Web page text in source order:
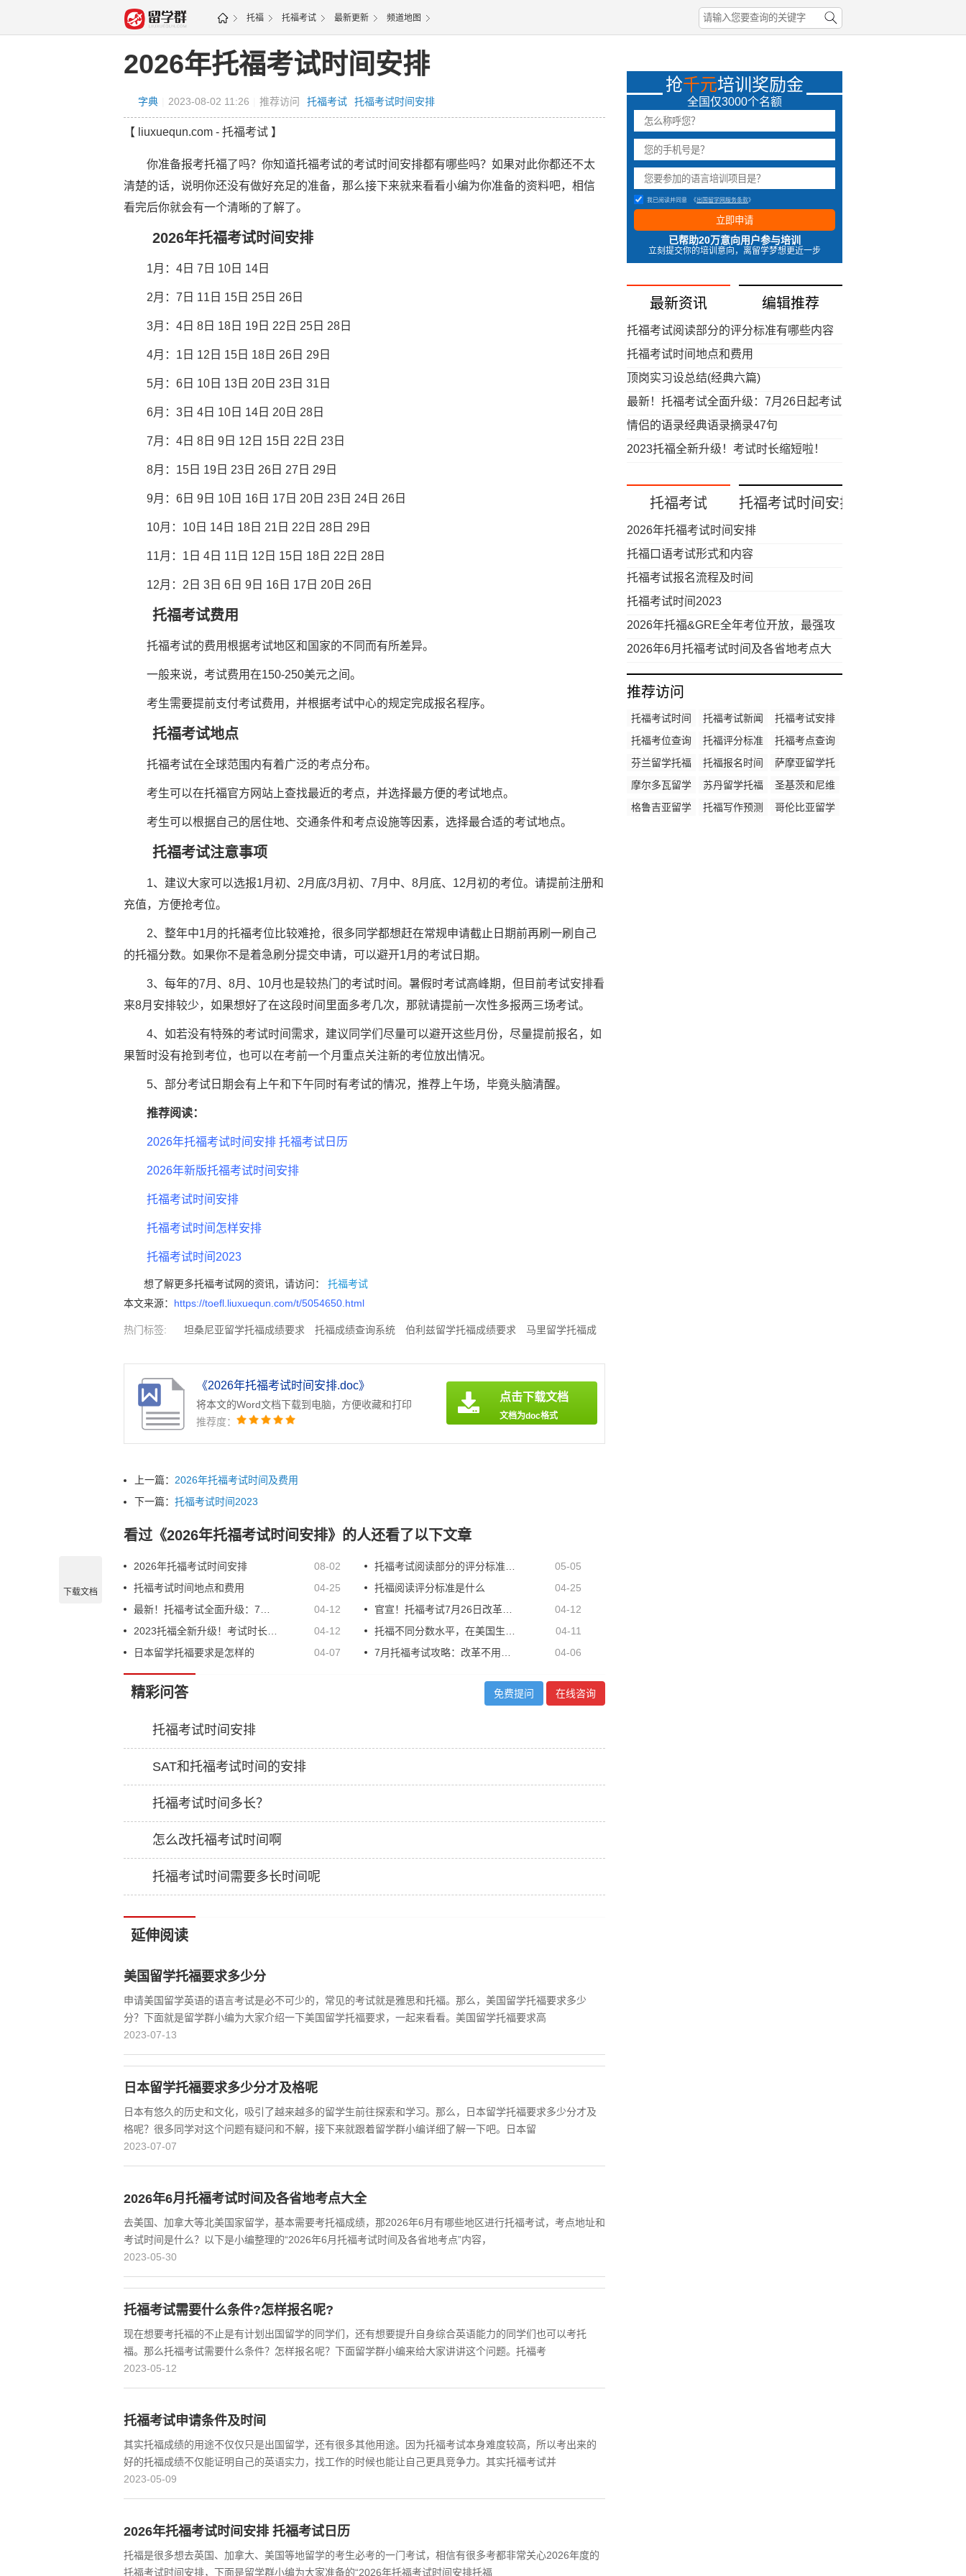
托福 托福考试 最新更新 频道地图
2026年托福考试时间安排
字典 2023-08-02 11:26 推荐访问 托福考试 托福考试时间安排
【 liuxuequn.com - 托福考试 】
你准备报考托福了吗？你知道托福考试的考试时间安排都有哪些吗？如果对此你都还不太
清楚的话，说明你还没有做好充足的准备，那么接下来就来看看小编为你准备的资料吧，相信
看完后你就会有一个清晰的了解了。
2026年托福考试时间安排
1月：4日 7日 10日 14日
2月：7日 11日 15日 25日 26日
3月：4日 8日 18日 19日 22日 25日 28日
4月：1日 12日 15日 18日 26日 29日
5月：6日 10日 13日 20日 23日 31日
6月：3日 4日 10日 14日 20日 28日
7月：4日 8日 9日 12日 15日 22日 23日
8月：15日 19日 23日 26日 27日 29日
9月：6日 9日 10日 16日 17日 20日 23日 24日 26日
10月：10日 14日 18日 21日 22日 28日 29日
11月：1日 4日 11日 12日 15日 18日 22日 28日
12月：2日 3日 6日 9日 16日 17日 20日 26日
托福考试费用
托福考试的费用根据考试地区和国家的不同而有所差异。
一般来说，考试费用在150-250美元之间。
考生需要提前支付考试费用，并根据考试中心的规定完成报名程序。
托福考试地点
托福考试在全球范围内有着广泛的考点分布。
考生可以在托福官方网站上查找最近的考点，并选择最方便的考试地点。
考生可以根据自己的居住地、交通条件和考点设施等因素，选择最合适的考试地点。
托福考试注意事项
1、建议大家可以选报1月初、2月底/3月初、7月中、8月底、12月初的考位。请提前注册和
充值，方便抢考位。
2、整年中1月的托福考位比较难抢，很多同学都想赶在常规申请截止日期前再刷一刷自己
的托福分数。如果你不是着急刷分提交申请，可以避开1月的考试日期。
3、每年的7月、8月、10月也是较热门的考试时间。暑假时考试高峰期，但目前考试安排看
来8月安排较少，如果想好了在这段时间里面多考几次，那就请提前一次性多报两三场考试。
4、如若没有特殊的考试时间需求，建议同学们尽量可以避开这些月份，尽量提前报名，如
果暂时没有抢到考位，也可以在考前一个月重点关注新的考位放出情况。
5、部分考试日期会有上午和下午同时有考试的情况，推荐上午场，毕竟头脑清醒。
推荐阅读：
2026年托福考试时间安排 托福考试日历
2026年新版托福考试时间安排
托福考试时间安排
托福考试时间怎样安排
托福考试时间2023
想了解更多托福考试网的资讯，请访问： 托福考试
本文来源： https://toefl.liuxuequn.com/t/5054650.html
热门标签: 坦桑尼亚留学托福成绩要求 托福成绩查询系统 伯利兹留学托福成绩要求
马里留学托福成
拉维留学托福成绩要求
捷克留学托福成绩要求 刚果共和国留学托福成绩要求
《2026年托福考试时间安排.doc》
将本文的Word文档下载到电脑，方便收藏和打印
推荐度：
点击下载文档
文档为doc格式
上一篇： 2026年托福考试时间及费用
下一篇： 托福考试时间2023
看过《2026年托福考试时间安排》的人还看了以下文章
2026年托福考试时间安排 08-02
05-05
托福考试时间地点和费用
04-25 托福阅读评分标准是什么
04-25
04-12
04-12
04-12
04-11
日本留学托福要求是怎样的
04-07 04-06
精彩问答 免费提问 在线咨询
托福考试时间安排
SAT和托福考试时间的安排
托福考试时间多长？
怎么改托福考试时间啊
托福考试时间需要多长时间呢
延伸阅读
美国留学托福要求多少分
申请美国留学英语的语言考试是必不可少的，常见的考试就是雅思和托福。那么，美国留学托福要求多少
分？下面就是留学群小编为大家介绍一下美国留学托福要求，一起来看看。美国留学托福要求高
2023-07-13
日本留学托福要求多少分才及格呢
日本有悠久的历史和文化，吸引了越来越多的留学生前往探索和学习。那么，日本留学托福要求多少分才及
格呢？很多同学对这个问题有疑问和不解，接下来就跟着留学群小编详细了解一下吧。日本留
2023-07-07
2026年6月托福考试时间及各省地考点大全
去美国、加拿大等北美国家留学，基本需要考托福成绩，那2026年6月有哪些地区进行托福考试，考点地址和
考试时间是什么？以下是小编整理的“2026年6月托福考试时间及各省地考点”内容，
2023-05-30
托福考试需要什么条件?怎样报名呢?
现在想要考托福的不止是有计划出国留学的同学们，还有想要提升自身综合英语能力的同学们也可以考托
福。那么托福考试需要什么条件？怎样报名呢？下面留学群小编来给大家讲讲这个问题。托福考
2023-05-12
托福考试申请条件及时间
其实托福成绩的用途不仅仅只是出国留学，还有很多其他用途。因为托福考试本身难度较高，所以考出来的
好的托福成绩不仅能证明自己的英语实力，找工作的时候也能让自己更具竞争力。其实托福考试并
2023-05-09
2026年托福考试时间安排 托福考试日历
托福是很多想去英国、加拿大、美国等地留学的考生必考的一门考试，相信有很多考都非常关心2026年度的
托福考试时间安排，下面是留学群小编为大家准备的“2026年托福考试时间安排托福
抢千元培训奖励金
全国仅3000个名额
我已阅读并同意 《出国留学网服务条款》
立即申请
已帮助20万意向用户参与培训
立刻提交你的培训意向，离留学梦想更近一步
最新资讯 编辑推荐
托福考试阅读部分的评分标准有哪些内容
托福考试时间地点和费用
顶岗实习设总结(经典六篇)
最新！托福考试全面升级：7月26日起考试
时长将缩短至2小时内！接下来的备考该如
何调整？
情侣的语录经典语录摘录47句
2023托福全新升级！考试时长缩短啦！
托福考试 托福考试时间安排
2026年托福考试时间安排
托福口语考试形式和内容
托福考试报名流程及时间
托福考试时间2023
2026年托福&GRE全年考位开放，最强攻
略来了！
2026年6月托福考试时间及各省地考点大
推荐访问
托福考试时间 托福考试新闻
托福考试安排
托福考位查询
托福评分标准
托福考点查询
芬兰留学托福
成绩要求
托福报名时间
萨摩亚留学托
福成绩要求
摩尔多瓦留学
托福成绩要求
苏丹留学托福
成绩要求
圣基茨和尼维
斯留学托福成
格鲁吉亚留学
托福写作预测
哥伦比亚留学
下载文档